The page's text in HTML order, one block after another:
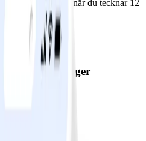
nu! Spara 50% när du tecknar 12
medlemskap.
vitlökskrutonger
vitlökskrutonger